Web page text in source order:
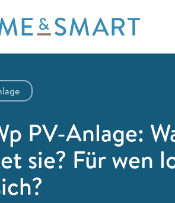
PV-Anlage:
sie? Für wen